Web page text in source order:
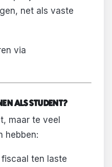
net als vaste
via
ALS STUDENT?
maar te veel
hebben:
ten laste